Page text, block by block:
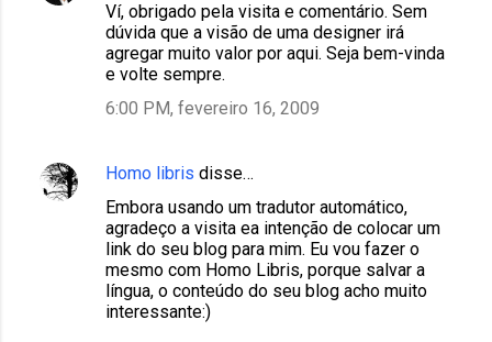
Ví, obrigado pela visita e comentário. Sem
dúvida que a visão de uma designer irá
agregar muito valor por aqui. Seja bem-vinda
e volte sempre.
6:00 PM, fevereiro 16, 2009
Homo libris disse…
Embora usando um tradutor automático,
agradeço a visita ea intenção de colocar um
link do seu blog para mim. Eu vou fazer o
mesmo com Homo Libris, porque salvar a
língua, o conteúdo do seu blog acho muito
interessante:)